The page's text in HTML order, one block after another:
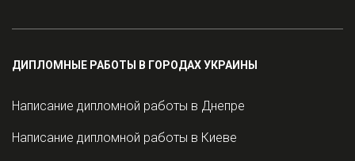
ДИПЛОМНЫЕ РАБОТЫ В ГОРОДАХ УКРАИНЫ
Написание дипломной работы в Днепре
Написание дипломной работы в Киеве